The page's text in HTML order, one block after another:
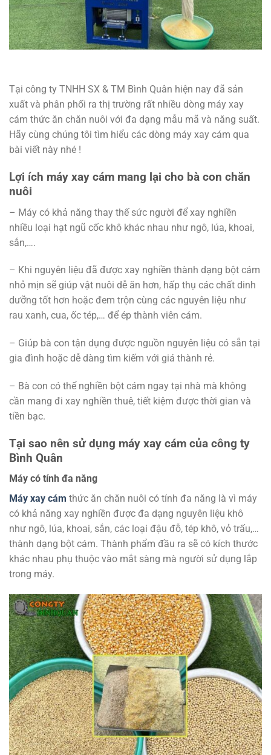
Tại công ty TNHH SX & TM Bình Quân hiện nay đã sản
xuất và phân phối ra thị trường rất nhiều dòng máy xay
cám thức ăn chăn nuôi với đa dạng mẫu mã và năng suất.
Hãy cùng chúng tôi tìm hiểu các dòng máy xay cám qua
bài viết này nhé !
Lợi ích máy xay cám mang lại cho bà con chăn
nuôi
– Máy có khả năng thay thế sức người để xay nghiền
nhiều loại hạt ngũ cốc khô khác nhau như ngô, lúa, khoai,
sắn,….
– Khi nguyên liệu đã được xay nghiền thành dạng bột cám
nhỏ mịn sẽ giúp vật nuôi dễ ăn hơn, hấp thụ các chất dinh
dưỡng tốt hơn hoặc đem trộn cùng các nguyên liệu như
rau xanh, cua, ốc tép,… để ép thành viên cám.
– Giúp bà con tận dụng được nguồn nguyên liệu có sẵn tại
gia đình hoặc dễ dàng tìm kiếm với giá thành rẻ.
– Bà con có thể nghiền bột cám ngay tại nhà mà không
cần mang đi xay nghiền thuê, tiết kiệm được thời gian và
tiền bạc.
Tại sao nên sử dụng máy xay cám của công ty
Bình Quân
Máy có tính đa năng
Máy xay cám thức ăn chăn nuôi có tính đa năng là vì máy
có khả năng xay nghiền được đa dạng nguyên liệu khô
như ngô, lúa, khoai, sắn, các loại đậu đỗ, tép khô, vỏ trấu,…
thành dạng bột cám. Thành phẩm đầu ra sẽ có kích thước
khác nhau phụ thuộc vào mắt sàng mà người sử dụng lắp
trong máy.